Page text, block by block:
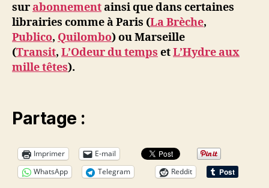
sur abonnementainsi que dans certaines
librairies comme à Paris (La Brèche,
Publico, Quilombo) ou Marseille
(Transit, L’Odeur du temps etL’Hydre aux
mille têtes).
Partage :
Imprimer
E-mail
WhatsApp
Telegram Reddit